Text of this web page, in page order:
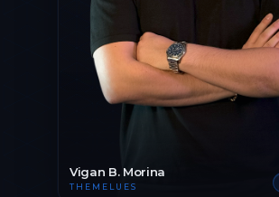
Vigan B. Morina
THEMELUES